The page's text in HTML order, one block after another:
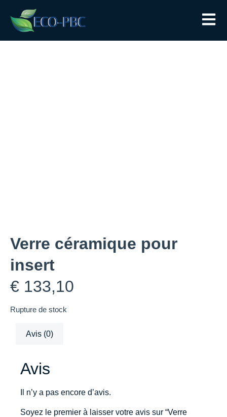
Verre céramique pour
insert
€ 133,10
Rupture de stock
Avis (0)
Avis
Il n’y a pas encore d’avis.
Soyez le premier à laisser votre avis sur “Verre